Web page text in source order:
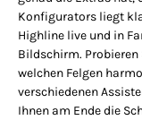
Konfigurators liegt
Highline live und in
Bildschirm. Probieren
welchen Felgen
verschiedenen
Ihnen am Ende die